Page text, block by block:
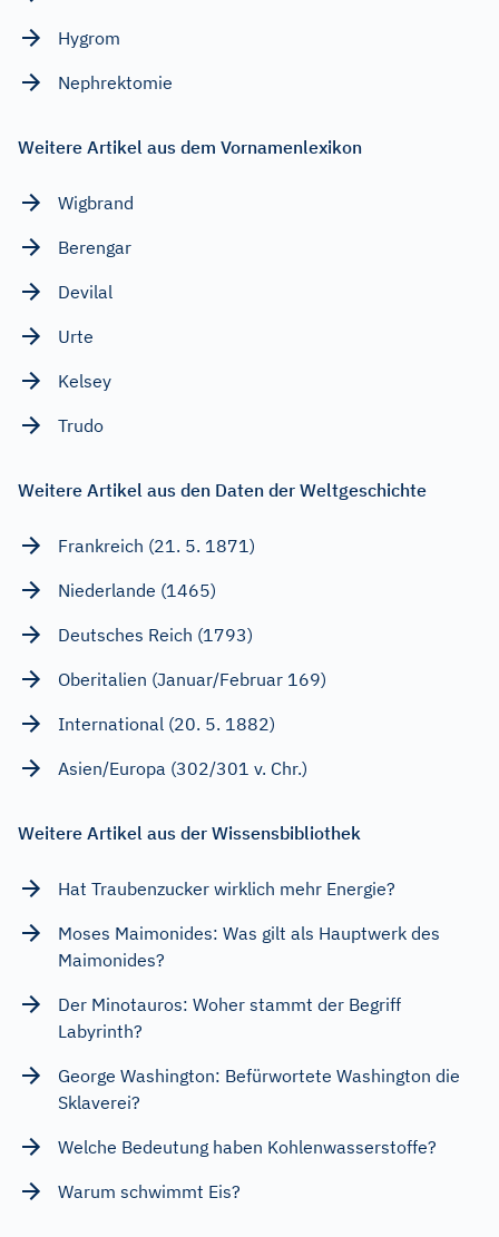
Hygrom
Nephrektomie
Weitere Artikel aus dem Vornamenlexikon
Wigbrand
Berengar
Devilal
Urte
Kelsey
Trudo
Weitere Artikel aus den Daten der Weltgeschichte
Frankreich (21. 5. 1871)
Niederlande (1465)
Deutsches Reich (1793)
Oberitalien (Januar/Februar 169)
International (20. 5. 1882)
Asien/Europa (302/301 v. Chr.)
Weitere Artikel aus der Wissensbibliothek
Hat Traubenzucker wirklich mehr Energie?
Moses Maimonides: Was gilt als Hauptwerk des
Maimonides?
Der Minotauros: Woher stammt der Begriff
Labyrinth?
George Washington: Befürwortete Washington die
Sklaverei?
Welche Bedeutung haben Kohlenwasserstoffe?
Warum schwimmt Eis?